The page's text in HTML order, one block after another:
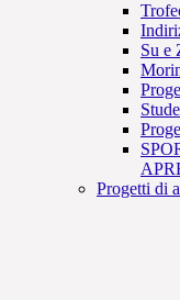
Su e
Progetti di